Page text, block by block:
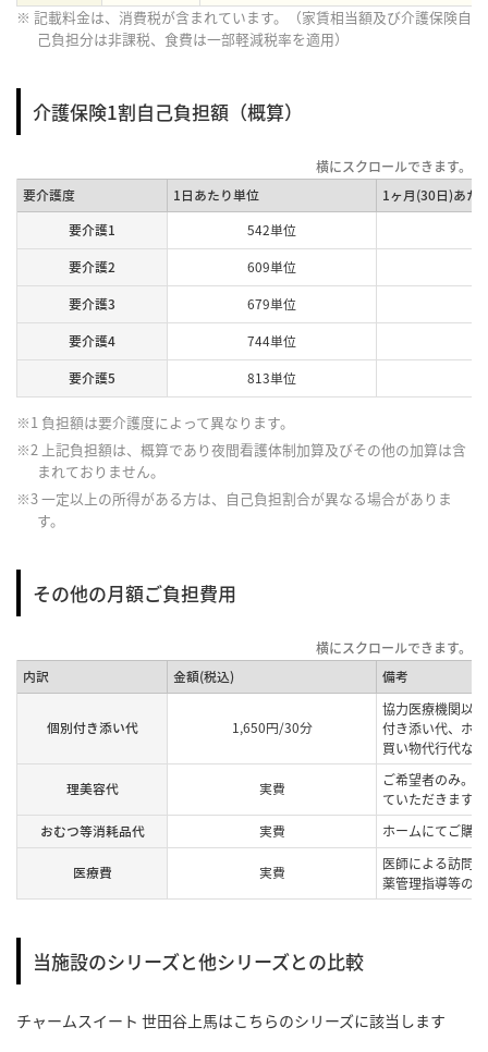
※ 記載料金は、消費税が含まれています。（家賃相当額及び介護保険自
己負担分は非課税、食費は一部軽減税率を適用）
介護保険1割自己負担額（概算）
要介護度 1日あたり単位
1ヶ月(30日)あた
要介護1
542単位
要介護2
609単位
要介護3
679単位
要介護4
744単位
要介護5
813単位
※1 負担額は要介護度によって異なります。
※2 上記負担額は、概算であり夜間看護体制加算及びその他の加算は含
まれておりません。
※3 一定以上の所得がある方は、自己負担割合が異なる場合がありま
す。
その他の月額ご負担費用
内訳 金額(税込) 備考
個別付き添い代 1,650円/30分
協力医療機関以
付き添い代、ホ
買い物代行代な
理美容代 実費
ご希望者のみ。
ていただきます。
おむつ等消耗品代
実費 ホームにてご購
医療費 実費
医師による訪問
薬管理指導等の
当施設のシリーズと他シリーズとの比較
チャームスイート 世田谷上馬はこちらのシリーズに該当します